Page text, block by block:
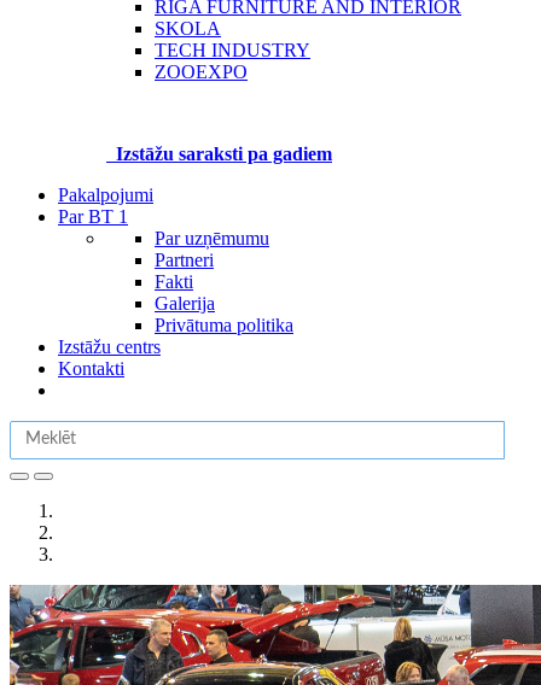
RIGA FURNITURE AND INTERIOR
SKOLA
TECH INDUSTRY
ZOOEXPO
Izstāžu saraksti pa gadiem
Pakalpojumi
Par BT 1
Par uzņēmumu
Partneri
Fakti
Galerija
Privātuma politika
Izstāžu centrs
Kontakti